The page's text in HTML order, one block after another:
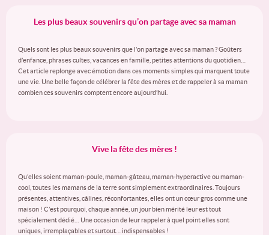
Les plus beaux souvenirs qu’on partage avec sa maman
Quels sont les plus beaux souvenirs que l’on partage avec sa maman ? Goûters
d’enfance, phrases cultes, vacances en famille, petites attentions du quotidien…
Cet article replonge avec émotion dans ces moments simples qui marquent toute
une vie. Une belle façon de célébrer la fête des mères et de rappeler à sa maman
combien ces souvenirs comptent encore aujourd’hui.
Vive la fête des mères !
Qu’elles soient maman-poule, maman-gâteau, maman-hyperactive ou maman-
cool, toutes les mamans de la terre sont simplement extraordinaires. Toujours
présentes, attentives, câlines, réconfortantes, elles ont un cœur gros comme une
maison ! C’est pourquoi, chaque année, un jour bien mérité leur est tout
spécialement dédié… Une occasion de leur rappeler à quel point elles sont
uniques, irremplaçables et surtout… indispensables !